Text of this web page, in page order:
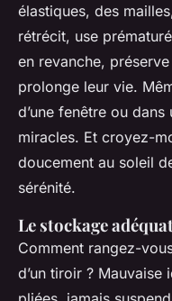
élastiques, des
rétrécit, use
en revanche,
prolonge leur vie.
d’une fenêtre ou
miracles. Et croyez-
doucement au soleil
sérénité.
Le stockage
Comment rangez-
d’un tiroir ?